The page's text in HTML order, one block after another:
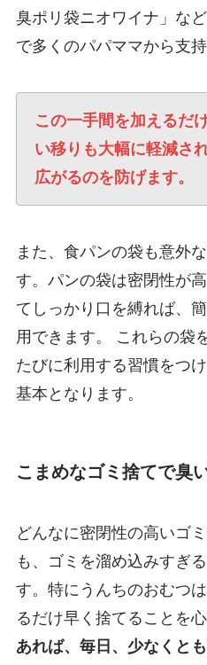
臭ポリ袋ニオワイナ」な
で多くのパパママから支
この一手間を加えるだ
い移りも大幅に軽減さ
広がるのを防げます。
また、食パンの袋も意外
す。パンの袋は密閉性が
てしっかり口を縛れば、
用できます。 これらの袋
たびに利用する習慣をつ
基本となります。
こまめなゴミ捨てで臭
どんなに密閉性の高いゴ
も、ゴミを溜め込みすぎ
す。特にうんちのおむつ
るだけ早く捨てることを
あれば、毎日、少なくと